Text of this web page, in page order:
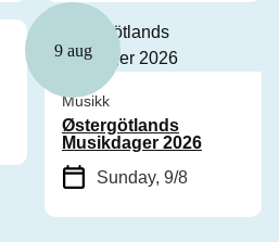
9 aug
Musikk
Østergötlands
Musikdager 2026
Sunday, 9/8